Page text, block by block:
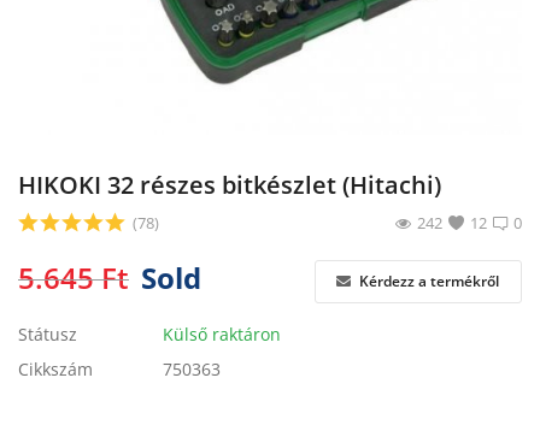
HIKOKI 32 részes bitkészlet (Hitachi)
0
(78) 12
242
5.645Ft Sold Kérdezz a termékről
Státusz
Külső raktáron
Cikkszám
750363